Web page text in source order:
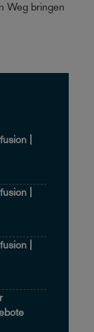
Weg bringen
|
|
|